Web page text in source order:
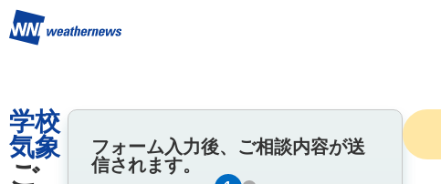
学校
気象
ご
フォーム入力後、ご相談内容が送
信されます。